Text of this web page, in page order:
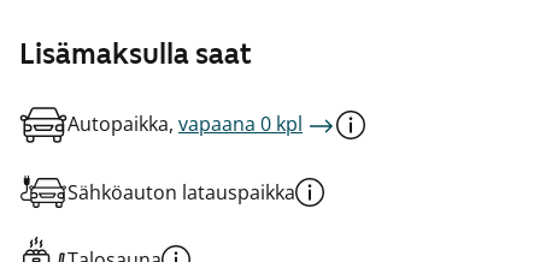
Lisämaksulla saat
Autopaikka, vapaana 0 kpl
Sähköauton latauspaikka